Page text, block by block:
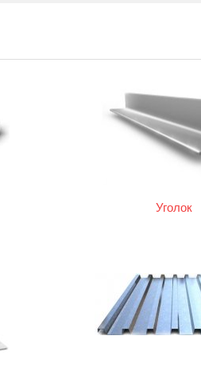
Уголок